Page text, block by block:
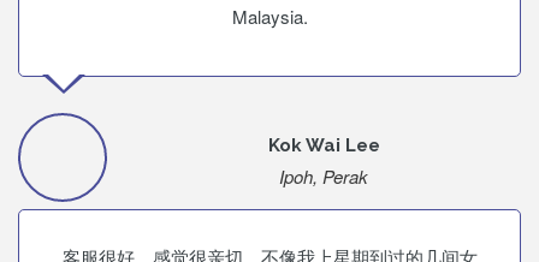
Malaysia.
Kok Wai Lee
Ipoh, Perak